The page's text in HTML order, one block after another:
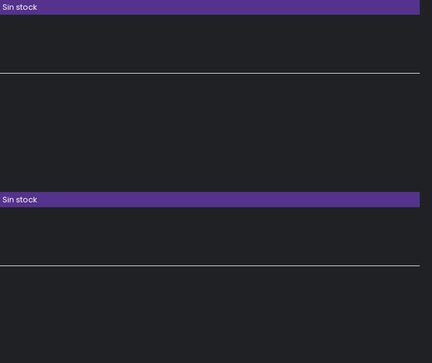
Sin stock
Sin stock